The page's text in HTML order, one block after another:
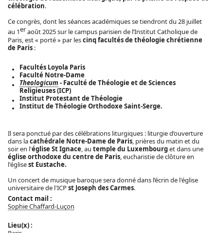
célébration.
Ce congrès, dont les séances académiques se tiendront du 28 juillet
au 1eraoût 2025 sur le campus parisien de l’Institut Catholique de
Paris, est « porté » par lescinq facultés de théologie chrétienne
de Paris :
Facultés Loyola Paris
Faculté Notre-Dame
Theologicum - Faculté de Théologie et de Sciences
Religieuses (ICP)
Institut Protestant de Théologie
Institut de Théologie Orthodoxe Saint-Serge.
Il sera ponctué par des célébrations liturgiques : liturgie d’ouverture
dans lacathédrale Notre-Dame de Paris, prières du matin et du
soir en l'église St Ignace, au temple du Luxembourget dans une
église orthodoxe du centre de Paris, eucharistie de clôture en
l'églisest Eustache.
Un concert de musique baroque sera donné dans l’écrin de l'église
universitaire de l'ICPst Joseph des Carmes.
Contact mail :
Sophie Chaffard-Luçon
Lieu(x) :